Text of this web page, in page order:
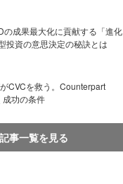
の成果最大化に貢献する「進化
投資の意思決定の秘訣とは
CVCを救う。Counterpart
成功の条件
事一覧を見る